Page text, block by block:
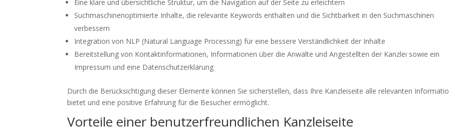
Eine klare und übersichtliche Struktur, um die Navigation auf der Seite zu erleichtern
Suchmaschinenoptimierte Inhalte, die relevante Keywords enthalten und die Sichtbarkeit in den Suchmaschinen
verbessern
Integration von NLP (Natural Language Processing) für eine bessere Verständlichkeit der Inhalte
Bereitstellung von Kontaktinformationen, Informationen über die Anwälte und Angestellten der Kanzlei sowie ein
Impressum und eine Datenschutzerklärung
Durch die Berücksichtigung dieser Elemente können Sie sicherstellen, dass Ihre Kanzleiseite alle relevanten
bietet und eine positive Erfahrung für die Besucher ermöglicht.
Vorteile einer benutzerfreundlichen Kanzleiseite